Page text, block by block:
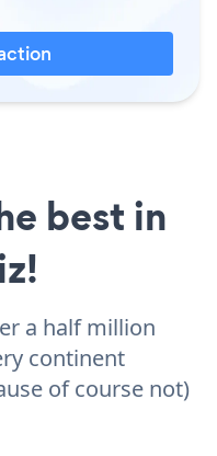
best in
a half million
continent
of course not)